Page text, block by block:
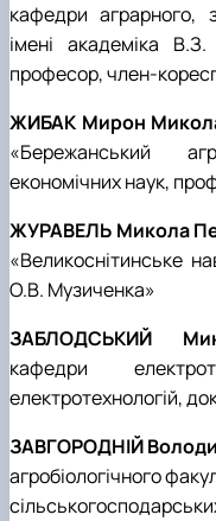
кафедри аграрного,
імені академіка
професор, член-
ЖИБАК Мирон
«Бережанський
економічних наук,
ЖУРАВЕЛЬ Микола
«Великоснітинське
О.В. Музиченка»
ЗАБЛОДСЬКИЙ
кафедри
електротехнологій,
ЗАВГОРОДНІЙ
агробіологічного